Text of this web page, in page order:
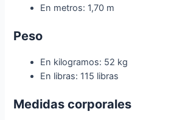
En metros: 1,70 m
Peso
En kilogramos: 52 kg
En libras: 115 libras
Medidas corporales